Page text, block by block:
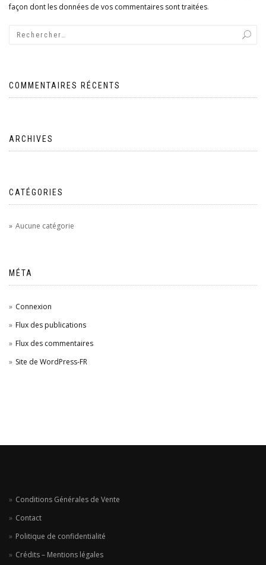
façon dont les données de vos commentaires sont traitées.
COMMENTAIRES RÉCENTS
ARCHIVES
CATÉGORIES
Aucune catégorie
MÉTA
Connexion
Flux des publications
Flux des commentaires
Site de WordPress-FR
Conditions Générales de Vente
Contact
Politique de confidentialité
Crédits – Mentions légales